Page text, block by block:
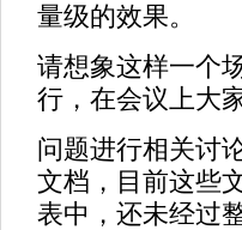
量级的效果。
请想象这样一个
行，在会议上大
问题进行相关讨
文档，目前这些
表中，还未经过